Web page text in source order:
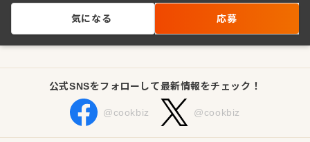
気になる 応募
公式SNSをフォローして最新情報をチェック！
@cookbiz @cookbiz